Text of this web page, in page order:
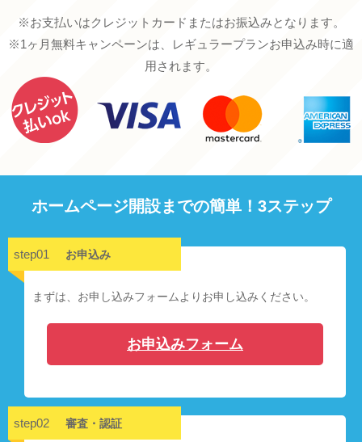
※お支払いはクレジットカードまたはお振込みとなります。
※1ヶ月無料キャンペーンは、レギュラープランお申込み時に適
用されます。
ホームページ開設までの簡単！3ステップ
step01 お申込み
まずは、お申し込みフォームよりお申し込みください。
お申込みフォーム
step02 審査・認証